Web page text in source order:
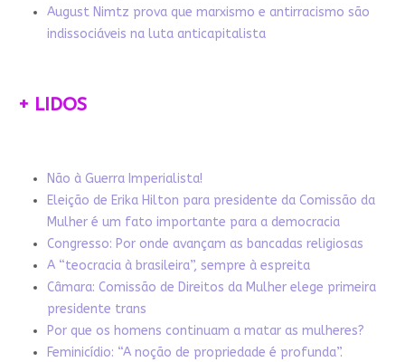
August Nimtz prova que marxismo e antirracismo são
indissociáveis na luta anticapitalista
+ LIDOS
Não à Guerra Imperialista!
Eleição de Erika Hilton para presidente da Comissão da
Mulher é um fato importante para a democracia
Congresso: Por onde avançam as bancadas religiosas
A “teocracia à brasileira”, sempre à espreita
Câmara: Comissão de Direitos da Mulher elege primeira
presidente trans
Por que os homens continuam a matar as mulheres?
Feminicídio: “A noção de propriedade é profunda”.